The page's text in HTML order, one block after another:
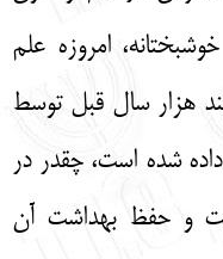
امروزه علم
هزار سال قبل توسط
شده است، چقدر در
و حفظ بهداشت آن